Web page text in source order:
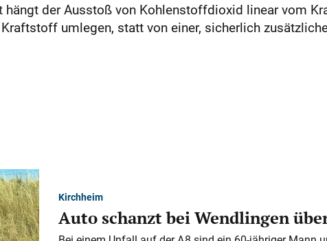
der Ausstoß von Kohlenstoffdioxid linear vom
umlegen, statt von einer, sicherlich
Kirchheim
Auto schanzt bei Wendlingen